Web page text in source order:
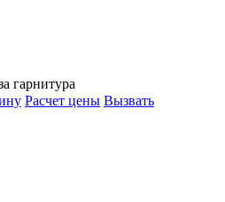
гарнитура
Расчет цены Вызвать